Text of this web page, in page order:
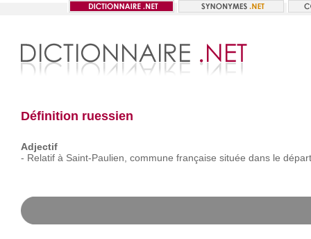
Définition ruessien
Adjectif
- Relatif à Saint-Paulien, commune française située dans le